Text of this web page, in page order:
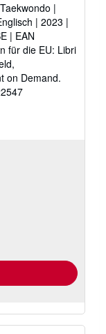
|
| 2023 |
| EAN
für die EU: Libri
on Demand.